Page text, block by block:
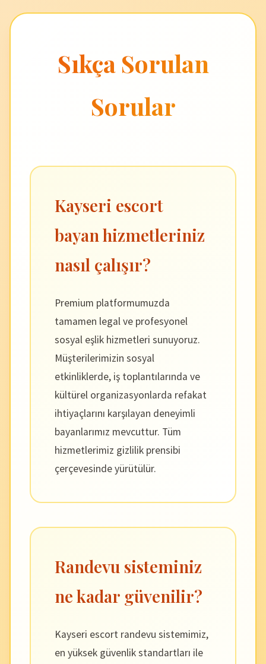
Sıkça Sorulan
Sorular
Kayseri escort
bayan hizmetleriniz
nasıl çalışır?
Premium platformumuzda
tamamen legal ve profesyonel
sosyal eşlik hizmetleri sunuyoruz.
Müşterilerimizin sosyal
etkinliklerde, iş toplantılarında ve
kültürel organizasyonlarda refakat
ihtiyaçlarını karşılayan deneyimli
bayanlarımız mevcuttur. Tüm
hizmetlerimiz gizlilik prensibi
çerçevesinde yürütülür.
Randevu sisteminiz
ne kadar güvenilir?
Kayseri escort randevu sistemimiz,
en yüksek güvenlik standartları ile